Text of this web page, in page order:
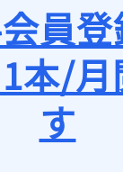
員
本/
す